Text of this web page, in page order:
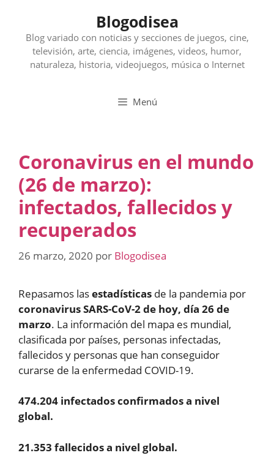
contenido
Blogodisea
Blog variado con noticias y secciones de juegos, cine,
televisión, arte, ciencia, imágenes, videos, humor,
naturaleza, historia, videojuegos, música o Internet
Menú
Coronavirus en el mundo
(26 de marzo):
infectados, fallecidos y
recuperados
26 marzo, 2020 por Blogodisea
Repasamos lasestadísticas de la pandemia por
coronavirus SARS-CoV-2 de hoy, día 26 de
marzo. La información del mapa es mundial,
clasificada por países, personas infectadas,
fallecidos y personas que han conseguidor
curarse de la enfermedad COVID-19.
474.204 infectados confirmados a nivel
global.
21.353 fallecidos a nivel global.